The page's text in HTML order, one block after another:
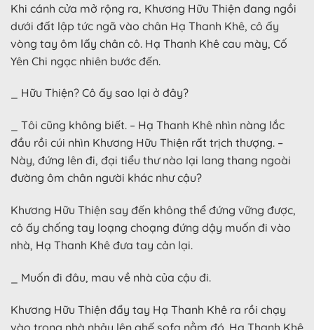
Khi cánh cửa mở rộng ra, Khương Hữu Thiện đang ngồi
dưới đất lập tức ngã vào chân Hạ Thanh Khê, cô ấy
vòng tay ôm lấy chân cô. Hạ Thanh Khê cau mày, Cố
Yên Chi ngạc nhiên bước đến.
_ Hữu Thiện? Cô ấy sao lại ở đây?
_ Tôi cũng không biết. – Hạ Thanh Khê nhìn nàng lắc
đầu rồi cúi nhìn Khương Hữu Thiện rất trịch thượng. –
Này, đứng lên đi, đại tiểu thư nào lại lang thang ngoài
đường ôm chân người khác như cậu?
Khương Hữu Thiện say đến không thể đứng vững được,
cô ấy chống tay loạng choạng đứng dậy muốn đi vào
nhà, Hạ Thanh Khê đưa tay cản lại.
_ Muốn đi đâu, mau về nhà của cậu đi.
Khương Hữu Thiện đẩy tay Hạ Thanh Khê ra rồi chạy
vào trong nhà nhảy lên ghế sofa nằm đó. Hạ Thanh Khê